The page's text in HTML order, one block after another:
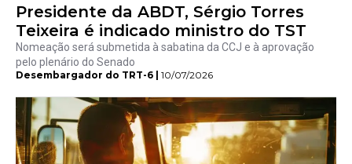
Presidente da ABDT, Sérgio Torres
Teixeira é indicado ministro do TST
Nomeação será submetida à sabatina da CCJ e à aprovação
pelo plenário do Senado
Desembargador do TRT-6 | 10/07/2026